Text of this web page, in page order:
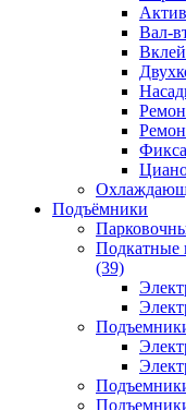
Вал-
Подъёмники
Подкатные
(39)